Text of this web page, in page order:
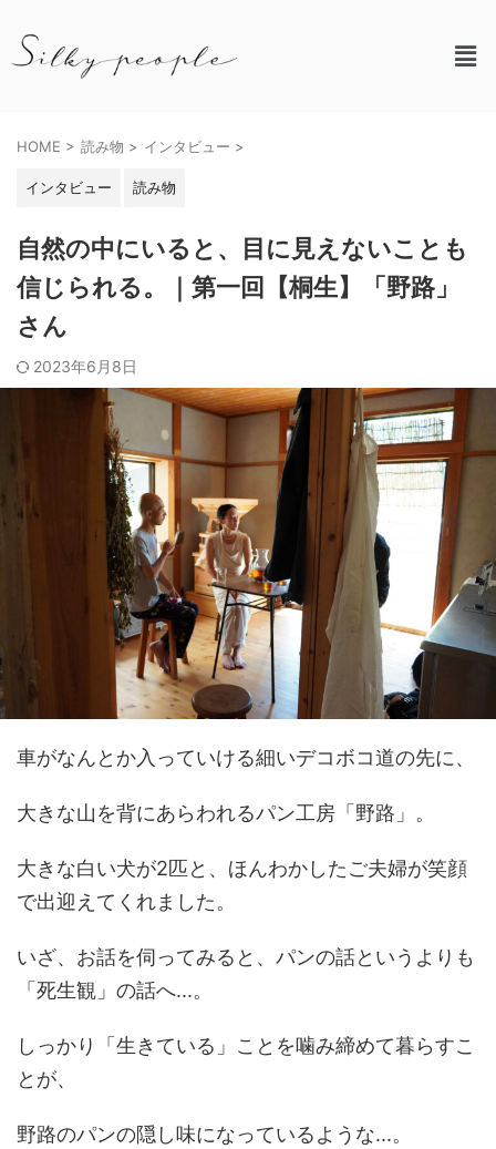
HOME > 読み物 > インタビュー >
インタビュー 読み物
自然の中にいると、目に見えないことも
信じられる。｜第一回【桐生】「野路」
さん
2023年6月8日
車がなんとか入っていける細いデコボコ道の先に、
大きな山を背にあらわれるパン工房「野路」。
大きな白い犬が2匹と、ほんわかしたご夫婦が笑顔
で出迎えてくれました。
いざ、お話を伺ってみると、パンの話というよりも
「死生観」の話へ...。
しっかり「生きている」ことを噛み締めて暮らすこ
とが、
野路のパンの隠し味になっているような...。